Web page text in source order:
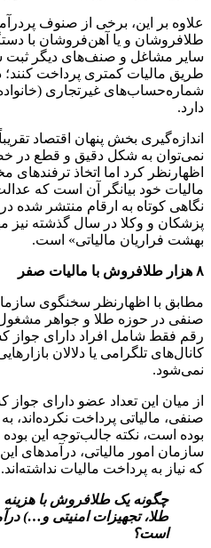
علاوه بر این، برخی از صنوف
طلافروشان و یا آهن‌فروشان با
سایر مشاغل و صنف‌های دیگر ثبت
طریق مالیات کمتری پرداخت کنند؛
شماره‌حساب‌های غیرتجاری (خانواده
دارد.
اندازه‌گیری بخش پنهان اقتصاد
نمی‌توان به شکل دقیق و قطع در
اظهارنظر کرد اما اتخاذ ترفندهای
مالیات خود بیانگر آن است که
نگاهی کوتاه به ارقام منتشر
پزشکان و وکلا در سال گذشته نیز
بهشت فراریان مالیاتی» است.
۸ هزار طلافروش با مالیات صفر
صنفی در حوزه طلا و جواهر مشغول
رقم فقط شامل افراد دارای جواز
کانال‌های تلگرامی یا دلالان
نمی‌شود.
صنفی، مالیاتی پرداخت نکرده‌اند،
بوده است، نکته جالب‌توجه این
سازمان امور مالیاتی، درآمدهای
که نیاز به پرداخت مالیات نداشته‌اند.
چگونه یک طلافروش با هزینه
طلا، تجهیزات امنیتی و…)
است؟